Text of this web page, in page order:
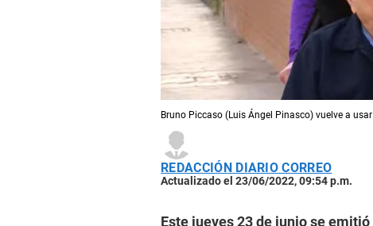
Bruno Piccaso (Luis Ángel Pinasco) vuelve a
REDACCIÓN DIARIO CORREO
Actualizado el 23/06/2022, 09:54 p.m.
Este jueves 23 de junio se